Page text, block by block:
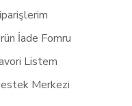
İade Fomru
Listem
Merkezi